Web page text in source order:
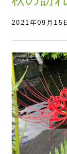
2021年09月15